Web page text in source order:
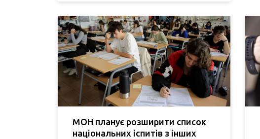
МОН планує розширити список
національних іспитів з інших